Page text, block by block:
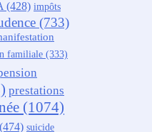
(428) impôts
(733)
familiale (333)
prestations
(1074)
suicide